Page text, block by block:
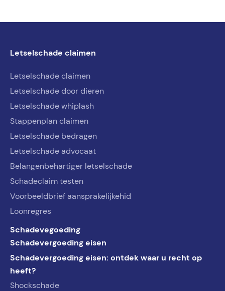
Letselschade claimen
Letselschade claimen
Letselschade door dieren
Letselschade whiplash
Stappenplan claimen
Letselschade bedragen
Letselschade advocaat
Belangenbehartiger letselschade
Schadeclaim testen
Voorbeeldbrief aansprakelijkehid
Loonregres
Schadevegoeding
Schadevergoeding eisen
Schadevergoeding eisen: ontdek waar u recht op
heeft?
Shockschade